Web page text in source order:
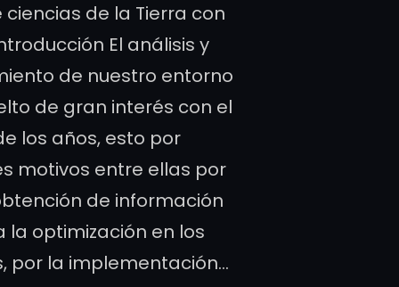
de la Tierra con
El análisis y
de nuestro entorno
de gran interés con el
los años, esto por
motivos entre ellas por
de información
la optimización en los
por la implementación…